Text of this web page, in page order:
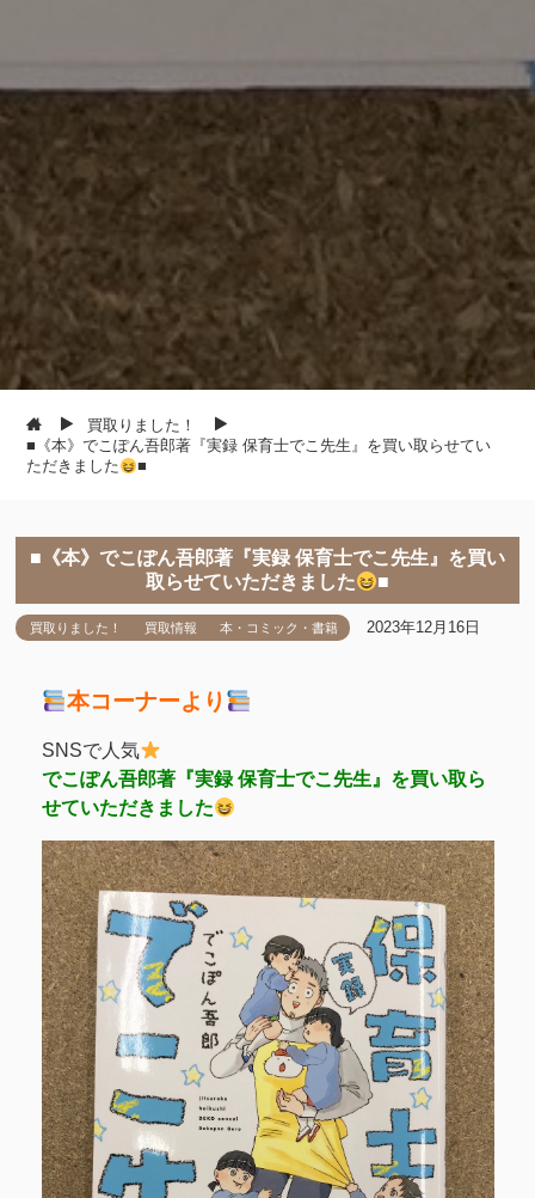
買取りました！
■《本》でこぽん吾郎著『実録 保育士でこ先生』を買い取らせてい
ただきました
■
■《本》でこぽん吾郎著『実録 保育士でこ先生』を買い
取らせていただきました
■
買取りました！ 買取情報 本・コミック・書籍 2023年12月16日
本コーナーより
SNSで人気
でこぽん吾郎著『実録 保育士でこ先生』を買い取ら
せていただきました